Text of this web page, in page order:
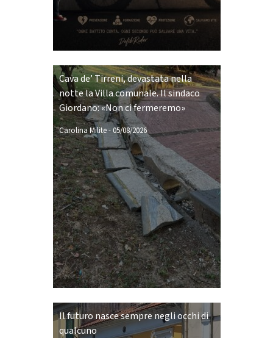
Cava de’ Tirreni, devastata nella
notte la Villa comunale. Il sindaco
Giordano: «Non ci fermeremo»
Carolina Milite- 05/08/2026
Il futuro nasce sempre negli occhi di
qualcuno